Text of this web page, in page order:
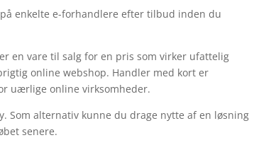
enkelte e-forhandlere efter tilbud inden du
en vare til salg for en pris som virker ufattelig
online webshop. Handler med kort er
uærlige online virksomheder.
Som alternativ kunne du drage nytte af en løsning
senere.